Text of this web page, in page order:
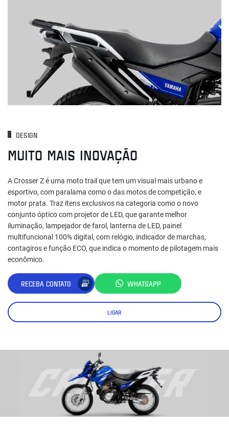
DESIGN
MUITO MAIS INOVAÇÃO
A Crosser Z é uma moto trail que tem um visual mais urbano e
esportivo, com paralama como o das motos de competição, e
motor prata. Traz itens exclusivos na categoria como o novo
conjunto óptico com projetor de LED, que garante melhor
iluminação, lampejador de farol, lanterna de LED, painel
multifuncional 100% digital, com relógio, indicador de marchas,
contagiros e função ECO, que indica o momento de pilotagem mais
econômico.
RECEBA CONTATO WHATSAPP
LIGAR